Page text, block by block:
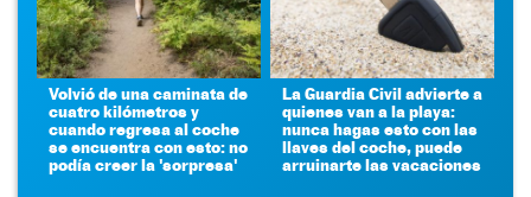
Volvió de una caminata de
cuatro kilómetros y
cuando regresa al coche
se encuentra con esto: no
podía creer la 'sorpresa'
La Guardia Civil advierte a
quienes van a la playa:
nunca hagas esto con las
llaves del coche, puede
arruinarte las vacaciones